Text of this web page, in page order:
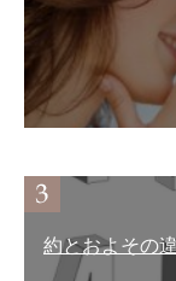
約とおよその